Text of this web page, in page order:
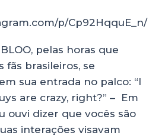
p/Cp92HqquE_n/
pelas horas que
fãs brasileiros, se
sua entrada no palco: “I
are crazy, right?” – Em
ouvi dizer que vocês são
interações visavam